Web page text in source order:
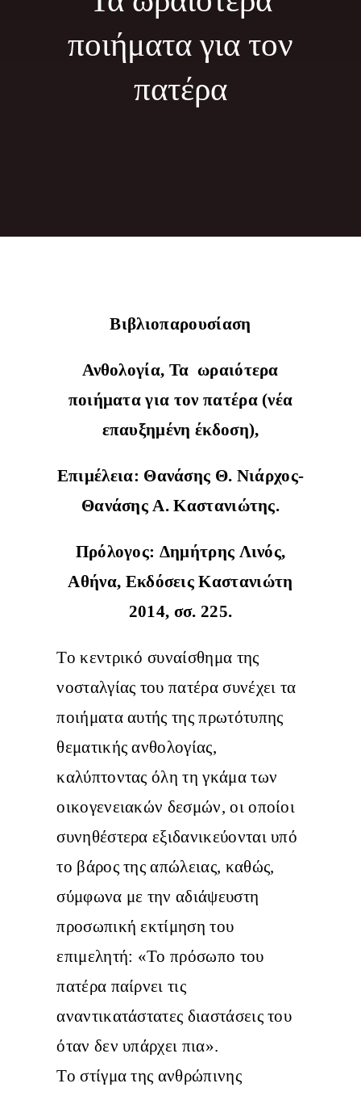
Τα Νέα μαςποιήματα για τον
πατέρα
Βιβλιοπαρουσίαση
Ανθολογία, Τα ωραιότερα
ποιήματα για τον πατέρα (νέα
επαυξημένη έκδοση),
Επιμέλεια: Θανάσης Θ. Νιάρχος-
Θανάσης Α. Καστανιώτης.
Πρόλογος: Δημήτρης Λινός,
Αθήνα, Εκδόσεις Καστανιώτη
2014, σσ. 225.
Το κεντρικό συναίσθημα της
νοσταλγίας του πατέρα συνέχει τα
ποιήματα αυτής της πρωτότυπης
θεματικής ανθολογίας,
καλύπτοντας όλη τη γκάμα των
οικογενειακών δεσμών, οι οποίοι
συνηθέστερα εξιδανικεύονται υπό
το βάρος της απώλειας, καθώς,
σύμφωνα με την αδιάψευστη
προσωπική εκτίμηση του
επιμελητή: «Το πρόσωπο του
πατέρα παίρνει τις
αναντικατάστατες διαστάσεις του
όταν δεν υπάρχει πια».
Το στίγμα της ανθρώπινης